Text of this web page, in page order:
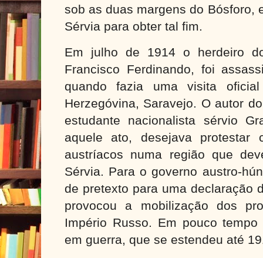
sob as duas margens do Bósforo,
Sérvia para obter tal fim.
Em julho de 1914 o herdeiro
Francisco Ferdinando, foi
quando fazia uma visita
Herzegóvina, Saravejo. O autor
estudante nacionalista sérvio
aquele ato, desejava protestar
austríacos numa região que
Sérvia. Para o governo austro-
de pretexto para uma declaração
provocou a mobilização dos
Império Russo. Em pouco
em guerra, que se estendeu até